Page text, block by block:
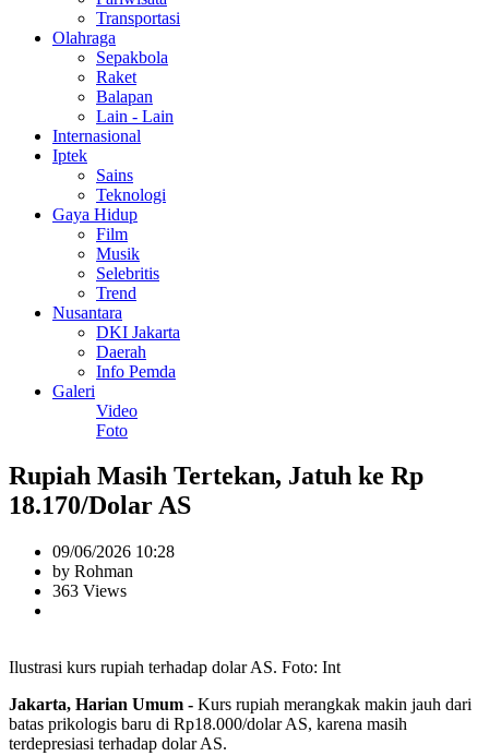
Transportasi
Olahraga
Sepakbola
Raket
Balapan
Lain - Lain
Internasional
Iptek
Sains
Teknologi
Gaya Hidup
Film
Musik
Selebritis
Trend
Nusantara
DKI Jakarta
Daerah
Info Pemda
Galeri
Video
Foto
Rupiah Masih Tertekan, Jatuh ke Rp
18.170/Dolar AS
09/06/2026 10:28
by Rohman
363 Views
Ilustrasi kurs rupiah terhadap dolar AS. Foto: Int
Jakarta, Harian Umum - Kurs rupiah merangkak makin jauh dari
batas prikologis baru di Rp18.000/dolar AS, karena masih
terdepresiasi terhadap dolar AS.